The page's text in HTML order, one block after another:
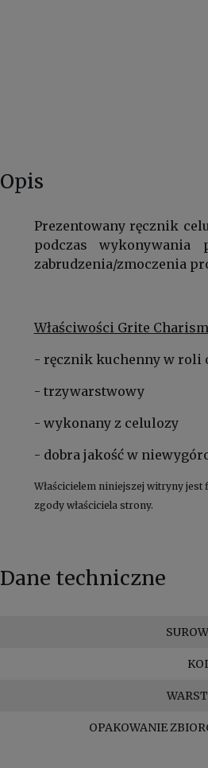
Opis
Prezentowany ręcznik
podczas wykonywania
zabrudzenia/zmoczenia
Właściwości Grite
- ręcznik kuchenny w roli
- trzywarstwowy
- wykonany z celulozy
- dobra jakość w
Właścicielem niniejszej witryny jest
zgody właściciela strony.
Dane techniczne
OPAKOWANIE